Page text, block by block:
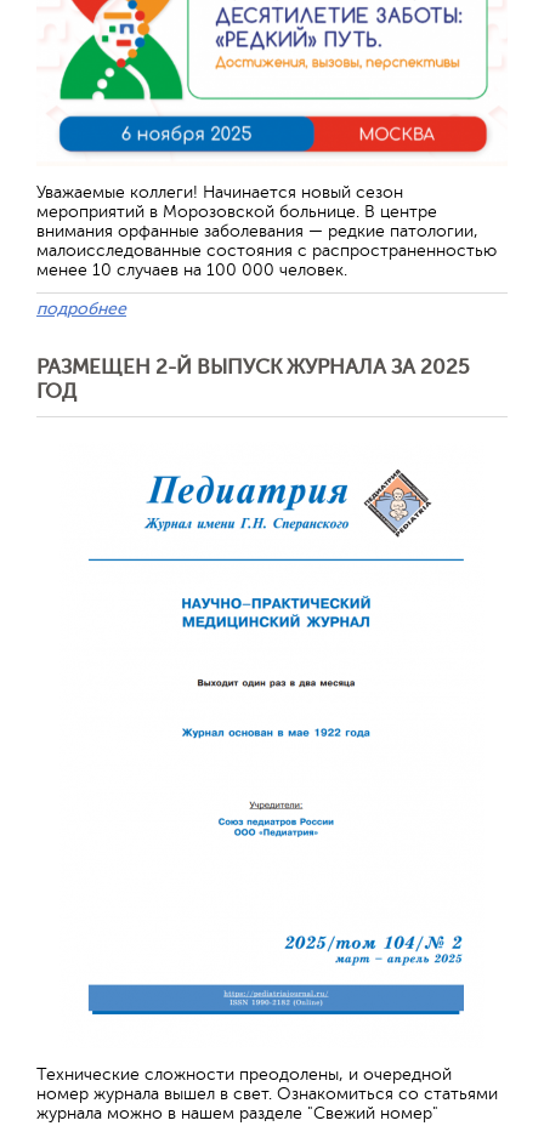
Уважаемые коллеги! Начинается новый сезон
мероприятий в Морозовской больнице. В центре
внимания орфанные заболевания — редкие патологии,
малоисследованные состояния с распространенностью
менее 10 случаев на 100 000 человек.
подробнее
РАЗМЕЩЕН 2-Й ВЫПУСК ЖУРНАЛА ЗА 2025
ГОД
Технические сложности преодолены, и очередной
номер журнала вышел в свет. Ознакомиться со статьями
журнала можно в нашем разделе "Свежий номер"